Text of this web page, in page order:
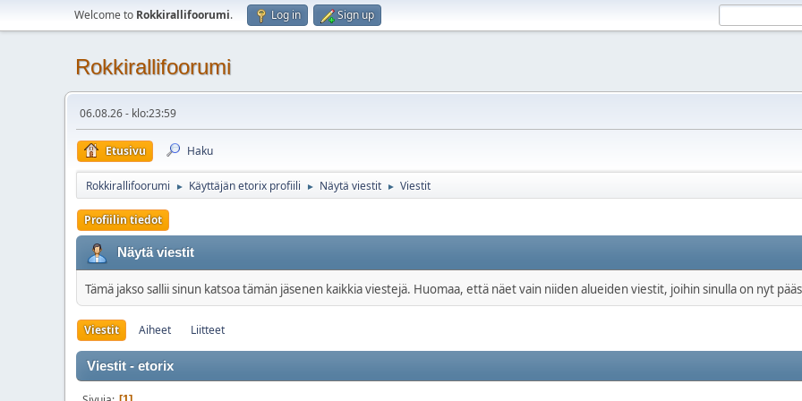
Welcome to Rokkirallifoorumi. Log in Sign up
Rokkirallifoorumi
06.08.26 - klo:23:59
Etusivu Haku
Rokkirallifoorumi ► Käyttäjän etorix profiili ► Näytä viestit ► Viestit
Profiilin tiedot
Näytä viestit
Tämä jakso sallii sinun katsoa tämän jäsenen kaikkia viestejä. Huomaa, että näet vain niiden alueiden viestit, joihin sinulla on nyt
Viestit Aiheet Liitteet
Viestit - etorix